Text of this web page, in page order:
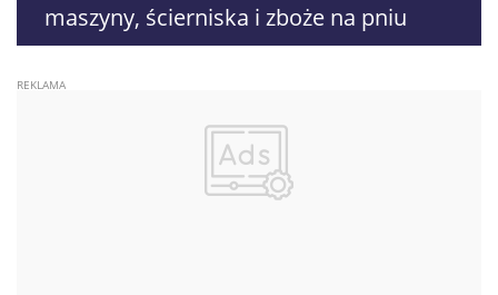
maszyny, ścierniska i zboże na pniu